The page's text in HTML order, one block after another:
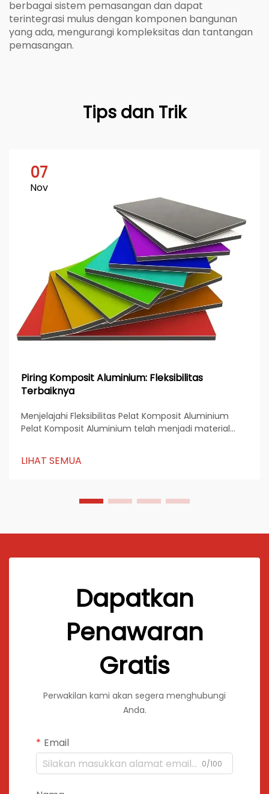
berbagai sistem pemasangan dan dapat
terintegrasi mulus dengan komponen bangunan
yang ada, mengurangi kompleksitas dan tantangan
pemasangan.
Tips dan Trik
07
Nov
Piring Komposit Aluminium: Fleksibilitas
Terbaiknya
Menjelajahi Fleksibilitas Pelat Komposit Aluminium
Pelat Komposit Aluminium telah menjadi material
yang ringan, dan fleksibilitas estetika...
LIHAT SEMUA
Dapatkan
Penawaran
Gratis
Perwakilan kami akan segera menghubungi
Anda.
Email
0/100